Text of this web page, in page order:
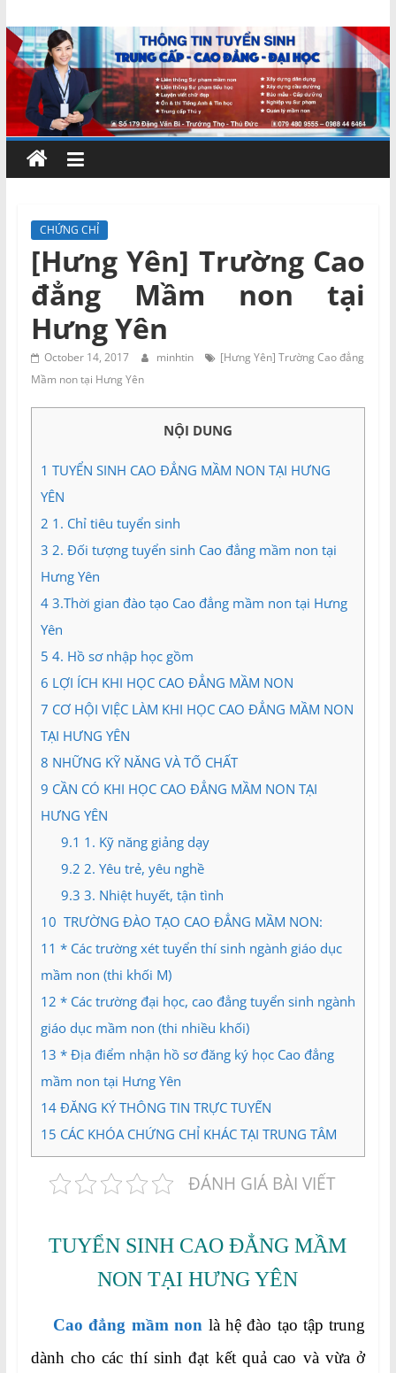
to
content
Chứng
chỉ
ngắn
hạn
–
MIENNAM
Education
Đào
tạo
Miền
CHỨNG CHỈ
[Hưng Yên] Trường Cao
đẳng Mầm non tại
Hưng Yên
October 14, 2017 minhtin
[Hưng Yên] Trường Cao đẳng
Mầm non tại Hưng Yên
NỘI DUNG
1 TUYỂN SINH CAO ĐẲNG MẦM NON TẠI HƯNG
YÊN
2 1. Chỉ tiêu tuyển sinh
3 2. Đối tượng tuyển sinh Cao đẳng mầm non tại
Hưng Yên
43.Thời gian đào tạo Cao đẳng mầm non tại Hưng
Yên
5 4. Hồ sơ nhập học gồm
6 LỢI ÍCH KHI HỌC CAO ĐẲNG MẦM NON
7 CƠ HỘI VIỆC LÀM KHI HỌC CAO ĐẲNG MẦM NON
TẠI HƯNG YÊN
8 NHỮNG KỸ NĂNG VÀ TỐ CHẤT
9 CẦN CÓ KHI HỌC CAO ĐẲNG MẦM NON TẠI
HƯNG YÊN
9.1 1. Kỹ năng giảng dạy
9.2 2. Yêu trẻ, yêu nghề
9.3 3. Nhiệt huyết, tận tình
10 TRƯỜNG ĐÀO TẠO CAO ĐẲNG MẦM NON:
11 * Các trường xét tuyển thí sinh ngành giáo dục
mầm non (thi khối M)
12 * Các trường đại học, cao đẳng tuyển sinh ngành
giáo dục mầm non (thi nhiều khối)
13 * Địa điểm nhận hồ sơ đăng ký học Cao đẳng
mầm non tại Hưng Yên
14ĐĂNG KÝ THÔNG TIN TRỰC TUYẾN
15 CÁC KHÓA CHỨNG CHỈ KHÁC TẠI TRUNG TÂM
ĐÁNH GIÁ BÀI VIẾT
TUYỂN SINH CAO ĐẲNG MẦM
NON TẠI HƯNG YÊN
Cao đẳng mầm non là hệ đào tạo tập trung
dành cho các thí sinh đạt kết quả cao và vừa ở